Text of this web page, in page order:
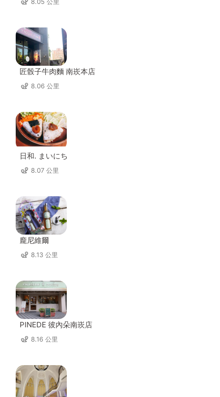
匠骰子牛肉麵 南崁本店
8.06 公里
日和. まいにち
8.07 公里
龐尼維爾
8.13 公里
PINEDE 彼內朵南崁店
8.16 公里